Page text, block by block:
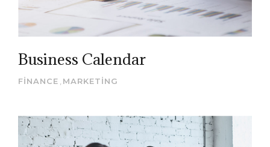
Business Calendar
FINANCE MARKETING